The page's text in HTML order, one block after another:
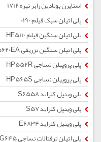
استایرن بوتادین رابر تیره 1712
پلی اتیلن سبک فیلم 0190
پلی اتیلن سنگین فیلم HF5110
پلی اتیلن سنگین تزریقی 5620EA
پلی پروپیلن نساجی HP552R
پلی پروپیلن نساجی HP565S
پلی وینیل کلراید S6558
پلی وینیل کلراید S57
پلی وینیل کلراید E6834
پلی اتیلن ترفتالات نساجی TG645